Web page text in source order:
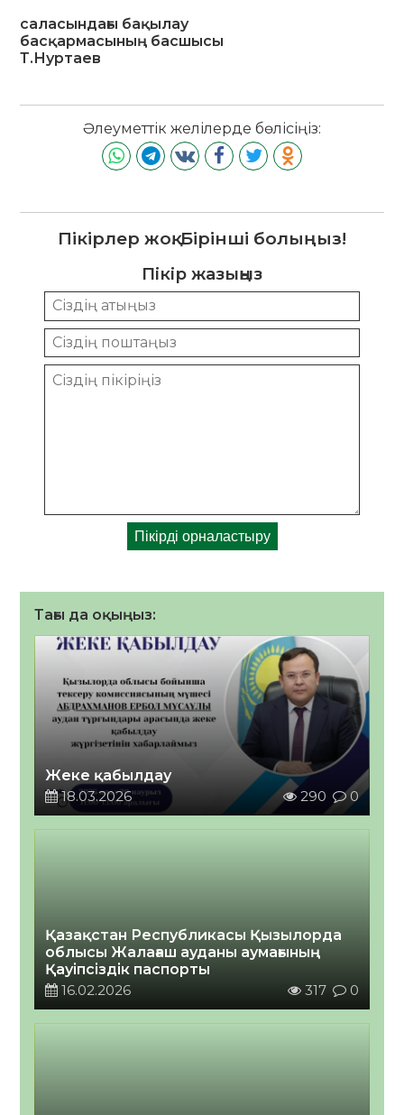
саласындағы бақылау
басқармасының басшысы
Т.Нуртаев
Әлеуметтік желілерде бөлісіңіз:
Пікірлер жоқ. Бірінші болыңыз!
Пікір жазыңыз
Тағы да оқыңыз:
Жеке қабылдау
18.03.2026
290 0
Қазақстан Республикасы Қызылорда
облысы Жалағаш ауданы аумағының
Қауіпсіздік паспорты
16.02.2026
317 0